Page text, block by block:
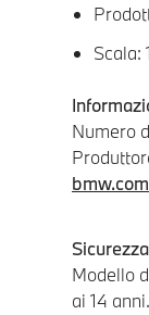
Scala:
Numero
Modello
ai 14 anni.